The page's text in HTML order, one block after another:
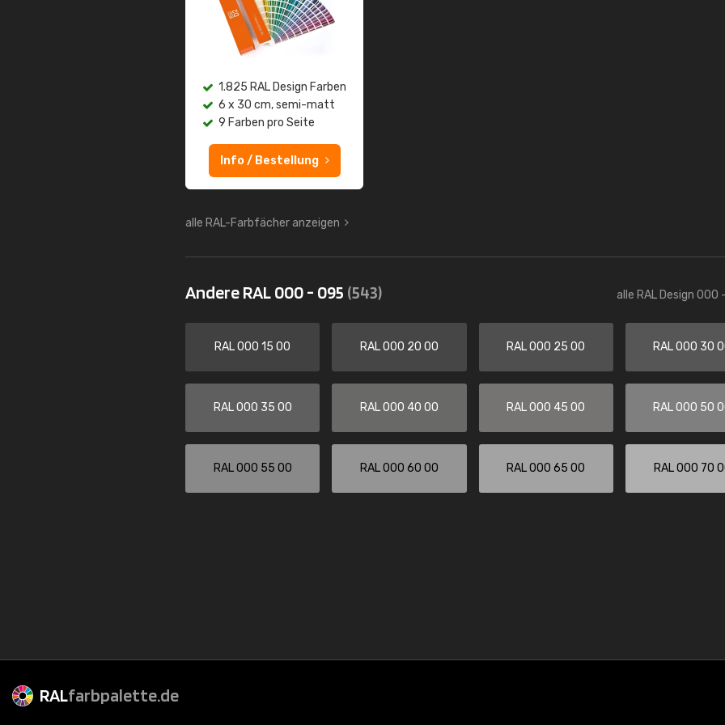
1.825 RAL Design Farben
6 x 30 cm, semi-matt
9 Farben pro Seite
Info / Bestellung
alle RAL-Farbfächer anzeigen
Andere RAL 000 - 095 (543) alle RAL Design 000
RAL 000 15 00 RAL 000 20 00 RAL 000 25 00 RAL 000 30
RAL 000 35 00 RAL 000 40 00 RAL 000 45 00 RAL 000 50
RAL 000 55 00 RAL 000 60 00 RAL 000 65 00 RAL 000 70
RALfarbpalette.de